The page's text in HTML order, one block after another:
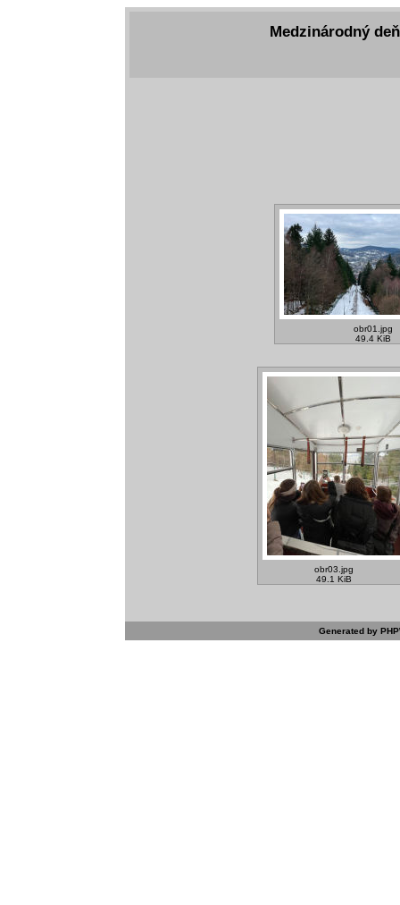
Medzinárodný
obr01.jpg
49.4 KiB
obr03.jpg
49.1 KiB
Generated by